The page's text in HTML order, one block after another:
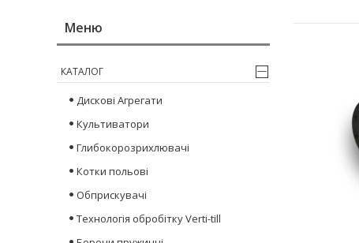
КАТАЛОГ
Дискові Агрегати
Культиватори
Глибокорозрихлювачі
Котки польові
Обприскувачі
Технологія обробітку Verti-till